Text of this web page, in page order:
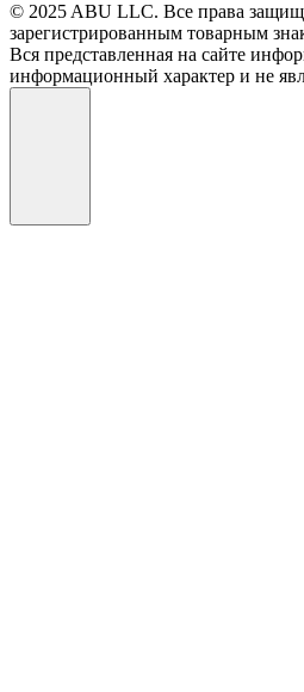
© 2025 ABU LLC. Все права
зарегистрированным товарным
Вся представленная на сайте
информационный характер и не